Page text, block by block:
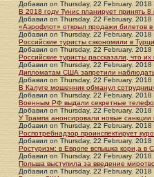
Добавил on Thursday, 22 February. 2018
В 2018 году Тунис планирует принять
Добавил on Thursday, 22 February. 2018
«Аэрофлот» открыл продажи билетов
Добавил on Thursday, 22 February. 2018
Российские туристы сэкономили в
Добавил on Thursday, 22 February. 2018
Российские туристы рассказали, что
Добавил on Thursday, 22 February. 2018
Дипломатам США запретили
Добавил on Thursday, 22 February. 2018
В Калуге мошенник обманул
Добавил on Thursday, 22 February. 2018
Военным РФ выдали секретные
Добавил on Thursday, 22 February. 2018
У Трампа анонсировали новые санкции
Добавил on Thursday, 22 February. 2018
Роспотребнадзор проинспектирует
Добавил on Thursday, 22 February. 2018
Ростуризм: в Европе вспышка кори,а в
Добавил on Thursday, 22 February. 2018
Польша выступила за введение
Добавил on Thursday, 22 February. 2018